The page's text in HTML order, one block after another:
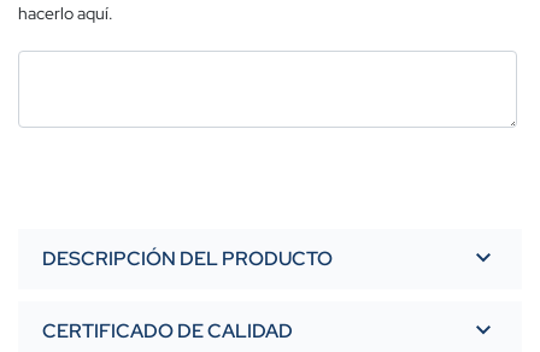
hacerlo aquí.
DESCRIPCIÓN DEL PRODUCTO
CERTIFICADO DE CALIDAD